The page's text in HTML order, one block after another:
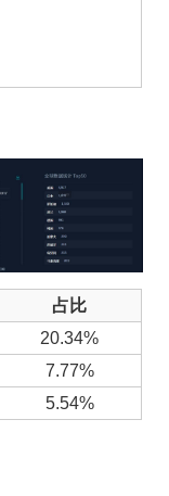
占比
20.34%
7.77%
5.54%